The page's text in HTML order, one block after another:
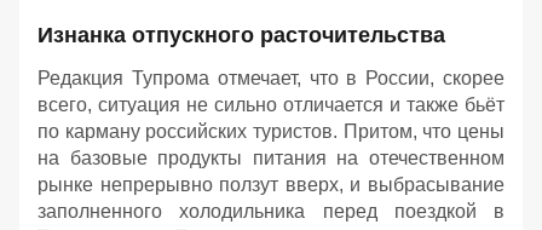
Изнанка отпускного расточительства
Редакция Тупрома отмечает, что в России, скорее
всего, ситуация не сильно отличается и также бьёт
по карману российских туристов. Притом, что цены
на базовые продукты питания на отечественном
рынке непрерывно ползут вверх, и выбрасывание
заполненного холодильника перед поездкой в